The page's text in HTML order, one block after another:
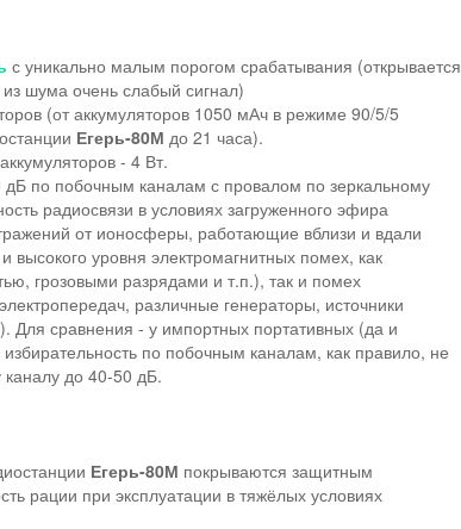
с уникально малым порогом срабатывания (открывается
шума очень слабый сигнал)
(от аккумуляторов 1050 мАч в режиме 90/5/5
Егерь-80М до 21 часа).
- 4 Вт.
по побочным каналам с провалом по зеркальному
радиосвязи в условиях загруженного эфира
от ионосферы, работающие вблизи и вдали
уровня электромагнитных помех, как
грозовыми разрядами и т.п.), так и помех
различные генераторы, источники
Для сравнения - у импортных портативных (да и
по побочным каналам, как правило, не
до 40-50 дБ.
Егерь-80М покрываются защитным
рации при эксплуатации в тяжёлых условиях